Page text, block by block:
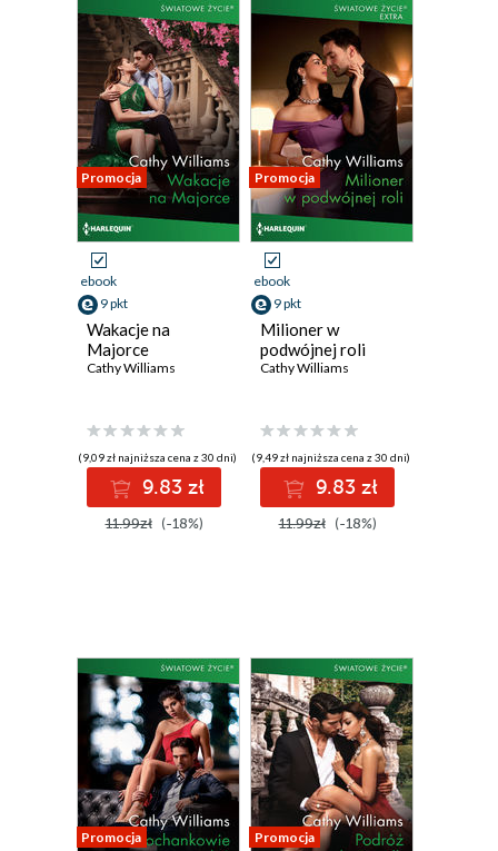
Promocja
ebook
9 pkt
Wakacje na
Majorce
Cathy Williams
(9,09 zł najniższa cena z 30 dni)
9.83 zł
11.99zł (-18%)
Promocja
ebook
9 pkt
Milioner w
podwójnej roli
Cathy Williams
(9,49 zł najniższa cena z 30 dni)
9.83 zł
11.99zł (-18%)
Promocja Promocja